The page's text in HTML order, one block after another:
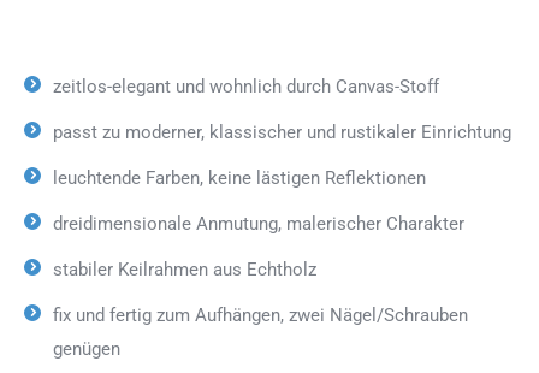
zeitlos-elegant und wohnlich durch Canvas-Stoff
passt zu moderner, klassischer und rustikaler Einrichtung
leuchtende Farben, keine lästigen Reflektionen
dreidimensionale Anmutung, malerischer Charakter
stabiler Keilrahmen aus Echtholz
fix und fertig zum Aufhängen, zwei Nägel/Schrauben
genügen